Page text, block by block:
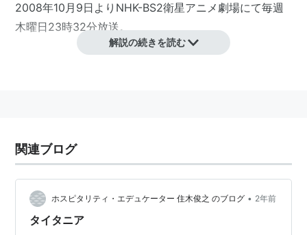
2008年10月9日よりNHK-BS2衛星アニメ劇場にて毎週
木曜日23時32分放送。
チーフディレクター：伊藤浩二
キャラクター原案：美樹本晴彦
キャラクターデザイン：杉光登
メカニックデザイン：宮武一貴、伊藤浩二
美術監督：河合泰利（スタジオじゃっく）
解説の続きを読む
関連ブログ
ホスピタリティ・エデュケーター 住木俊之 のブログ • 2年前
タイタニア